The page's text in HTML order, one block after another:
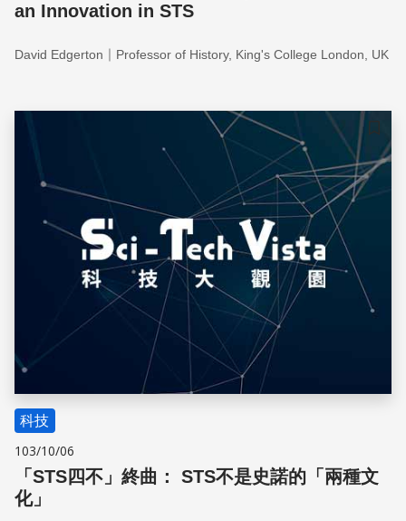
an Innovation in STS
David Edgerton ｜ Professor of History, King's College London, UK
儲存
科技
103/10/06
「STS四不」終曲： STS不是史諾的「兩種文
化」